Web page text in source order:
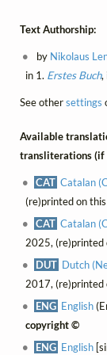
Text Authorship:
by Nikolaus
in 1. Erstes Buch,
See othersettings
Available
transliterations (if
CAT Catalan
(re)printed on
CAT Catalan
2025, (re)printed
DUT Dutch
2017, (re)printed
ENG English
copyright ©
ENG English